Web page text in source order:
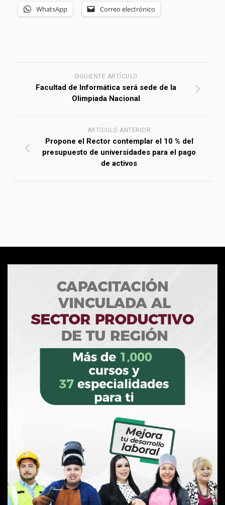
WhatsApp Correo electrónico
SIGUIENTE ARTÍCULO
Facultad de Informática será sede de la
Olimpiada Nacional
ARTÍCULO ANTERIOR
Propone el Rector contemplar el 10 % del
presupuesto de universidades para el pago
de activos